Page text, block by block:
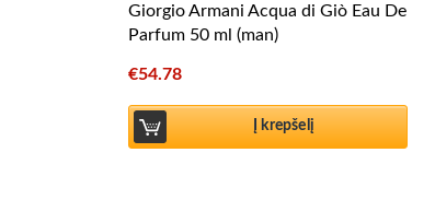
Giorgio Armani Acqua di Giò Eau De
Parfum 50 ml (man)
€54.78
Į krepšelį